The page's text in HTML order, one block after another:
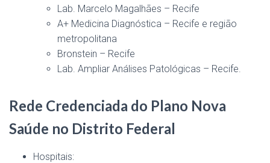
Lab. Marcelo Magalhães – Recife
A+ Medicina Diagnóstica – Recife e região
metropolitana
Bronstein – Recife
Lab. Ampliar Análises Patológicas – Recife.
Rede Credenciada do Plano Nova
Saúde no Distrito Federal
Hospitais: